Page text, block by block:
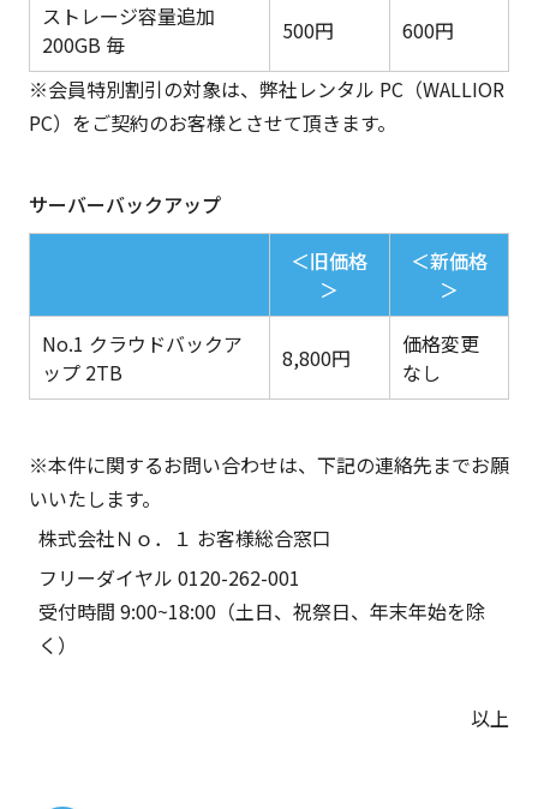
ストレージ容量追加
200GB 毎
500円 600円
※会員特別割引の対象は、弊社レンタル PC（WALLIOR
PC）をご契約のお客様とさせて頂きます。
サーバーバックアップ
＜旧価格
＞
＜新価格
＞
No.1 クラウドバックア
ップ 2TB
8,800円
価格変更
なし
※本件に関するお問い合わせは、下記の連絡先までお願
いいたします。
株式会社Ｎｏ．１ お客様総合窓口
フリーダイヤル 0120-262-001
受付時間 9:00~18:00（土日、祝祭日、年末年始を除
く）
以上